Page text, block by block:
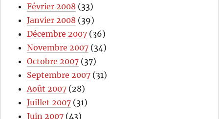
Février 2008 (33)
Janvier 2008 (39)
Décembre 2007 (36)
Novembre 2007 (34)
Octobre 2007 (37)
Septembre 2007 (31)
Août 2007 (28)
Juillet 2007 (31)
Juin 2007 (43)